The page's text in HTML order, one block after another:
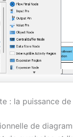
: la puissance
de